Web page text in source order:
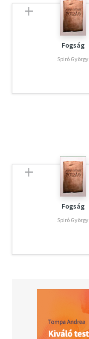
Fogság
Spiró György
Fogság
Spiró György